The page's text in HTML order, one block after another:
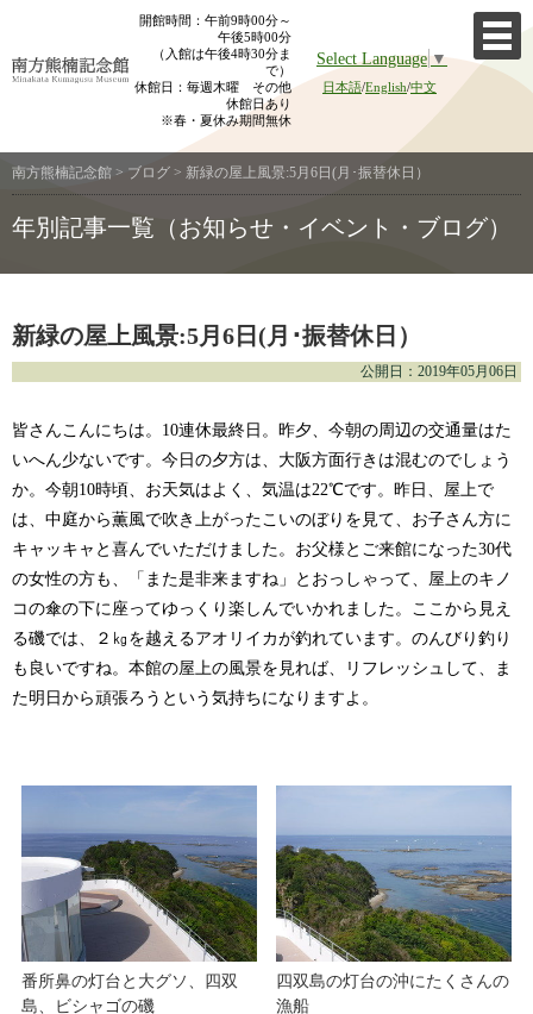
content
開館時間：午前9時00分～
午後5時00分
（入館は午後4時30分ま
で）
休館日：毎週木曜 その他
休館日あり
※春・夏休み期間無休
Select Language▼
日本語/English/中文
南方熊楠記念館 > ブログ > 新緑の屋上風景:5月6日(月･振替休日）
年別記事一覧（お知らせ・イベント・ブログ）
新緑の屋上風景:5月6日(月･振替休日）
公開日：2019年05月06日
皆さんこんにちは。10連休最終日。昨夕、今朝の周辺の交通量はた
いへん少ないです。今日の夕方は、大阪方面行きは混むのでしょう
か。今朝10時頃、お天気はよく、気温は22℃です。昨日、屋上で
は、中庭から薫風で吹き上がったこいのぼりを見て、お子さん方に
キャッキャと喜んでいただけました。お父様とご来館になった30代
の女性の方も、「また是非来ますね」とおっしゃって、屋上のキノ
コの傘の下に座ってゆっくり楽しんでいかれました。ここから見え
る磯では、２㎏を越えるアオリイカが釣れています。のんびり釣り
も良いですね。本館の屋上の風景を見れば、リフレッシュして、ま
た明日から頑張ろうという気持ちになりますよ。
番所鼻の灯台と大グソ、四双
島、ビシャゴの磯
四双島の灯台の沖にたくさんの
漁船